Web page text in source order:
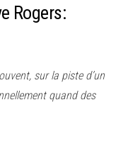
Rogers:
sur la piste d’un
quand des